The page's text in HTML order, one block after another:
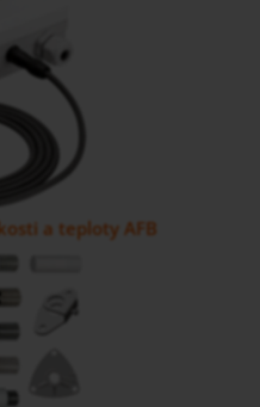
a teploty AFB